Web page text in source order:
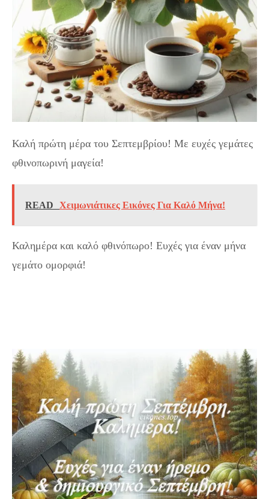
Καλή πρώτη μέρα του Σεπτεμβρίου! Με ευχές γεμάτες
φθινοπωρινή μαγεία!
READ Χειμωνιάτικες Εικόνες Για Καλό Μήνα!
Καλημέρα και καλό φθινόπωρο! Ευχές για έναν μήνα
γεμάτο ομορφιά!